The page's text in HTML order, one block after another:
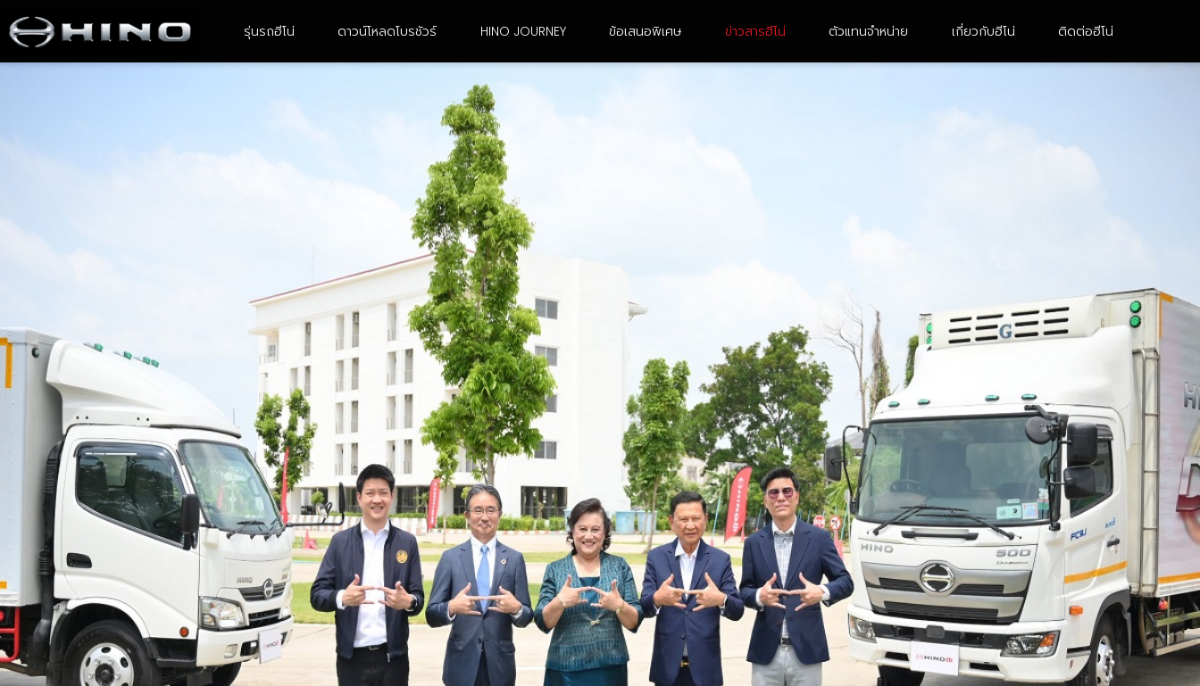
รุ่นรถฮีโน่
XZU 650R
XZU 710R
XZU 720R
6 ล้อ ขนาดใหญ่
FG8JJ3A-ACDMH
FG8JR3G-ACDMH /
FG8JT3G-ACDMH
FG8JF3D-ACDMH
FG8JM3A-ACDMH
FG8JP3A-ACDMH
FG8JR3A-ACDMH
FG8JT3A-ACDMH
FL8JW3A-CCDMH
FL1AN3A-BDDMH
FL1AS3A-BDDMH
FL1AS3G-BDDMH
FL1AW3A-BDDMH
ดาวน์โหลดโบรชัวร์ HINO JOURNEY ข้อเสนอพิเศษ ข่าวสารฮีโน่ ตัวแทนจำหน่าย เกี่ยวกับฮีโน่ ติดต่อฮีโน่